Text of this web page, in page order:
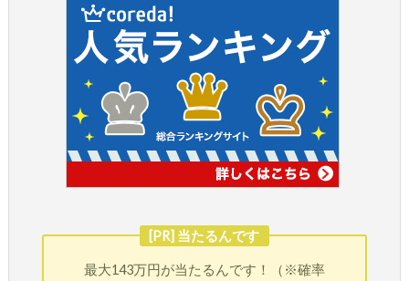
[PR] 当たるんです
最大143万円が当たるんです！（※確率